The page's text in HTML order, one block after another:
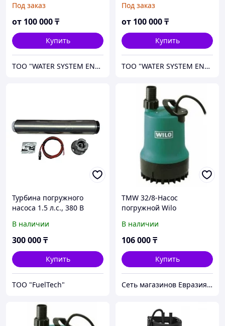
Под заказ
от 100 000₸
Купить
TOO "WATER SYSTEM ENGINEERING"
Под заказ
от 100 000₸
Купить
TOO "WATER SYSTEM ENGINEERING"
Турбина погружного
насоса 1.5 л.с., 380 В
В наличии
300 000₸
Купить
ТОО "FuelTech"
TMW 32/8-Насос
погружной Wilo
В наличии
106 000₸
Купить
Сеть магазинов Евразия-НС ТОО "Business-enc"